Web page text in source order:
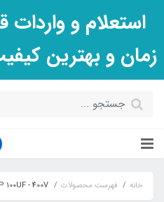
استعلام و
زمان و بهترین
خانه فهرست محصولات 100UF - 400V